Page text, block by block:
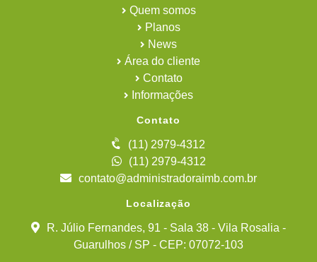
Quem somos
Planos
News
Área do cliente
Contato
Informações
Contato
(11) 2979-4312
(11) 2979-4312
contato@administradoraimb.com.br
Localização
R. Júlio Fernandes, 91 - Sala 38 - Vila Rosalia -
Guarulhos / SP - CEP: 07072-103